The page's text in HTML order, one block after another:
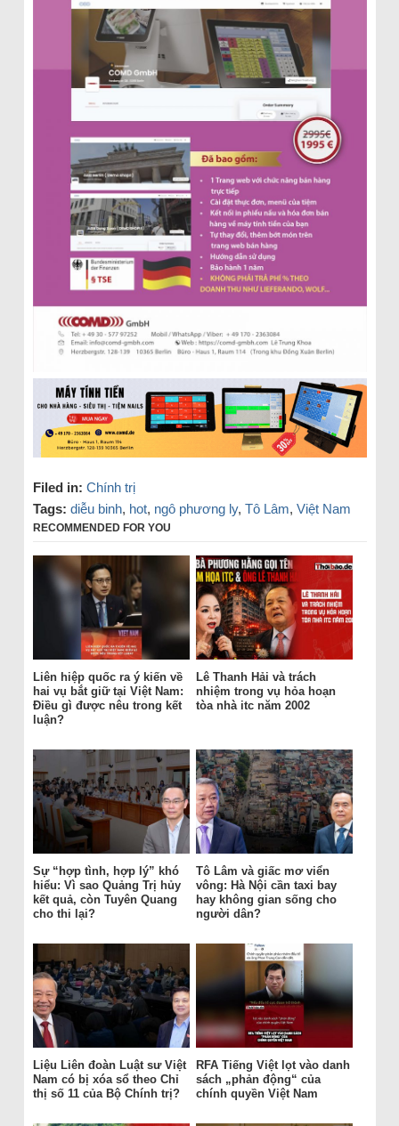
Filed in: Chính trị
Tags: diễu binh, hot, ngô phương ly, Tô Lâm, Việt Nam
RECOMMENDED FOR YOU
Liên hiệp quốc ra ý kiến về
hai vụ bắt giữ tại Việt Nam:
Điều gì được nêu trong kết
luận?
Lê Thanh Hải và trách
nhiệm trong vụ hỏa hoạn
tòa nhà itc năm 2002
Sự “hợp tình, hợp lý” khó
hiểu: Vì sao Quảng Trị hủy
kết quả, còn Tuyên Quang
cho thi lại?
Tô Lâm và giấc mơ viển
vông: Hà Nội cần taxi bay
hay không gian sống cho
người dân?
Liệu Liên đoàn Luật sư Việt
Nam có bị xóa sổ theo Chỉ
thị số 11 của Bộ Chính trị?
RFA Tiếng Việt lọt vào danh
sách „phản động“ của
chính quyền Việt Nam